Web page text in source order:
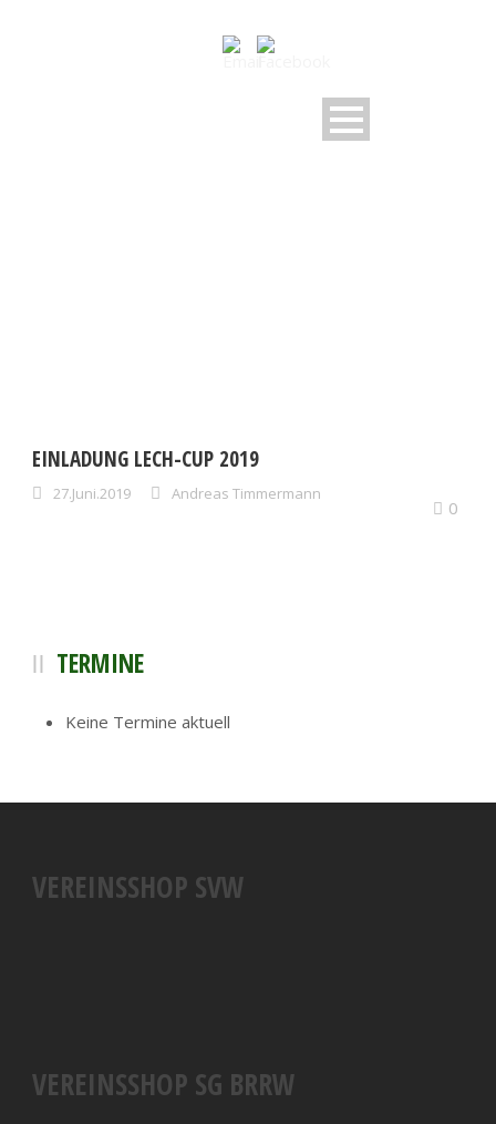
EINLADUNG LECH-CUP 2019
27.Juni.2019 Andreas Timmermann
0
TERMINE
Keine Termine aktuell
VEREINSSHOP SVW
VEREINSSHOP SG BRRW